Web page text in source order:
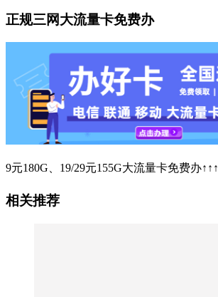
正规三网大流量卡免费办
9元180G、19/29元155G大流量卡免费办↑↑↑
相关推荐